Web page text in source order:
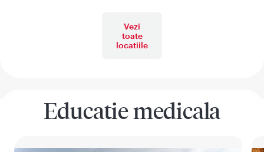
Vezi
toate
locatiile
Educatie medicala